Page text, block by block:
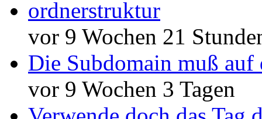
ordnerstruktur
vor 9 Wochen 21
Die Subdomain muß auf
vor 9 Wochen 3 Tagen